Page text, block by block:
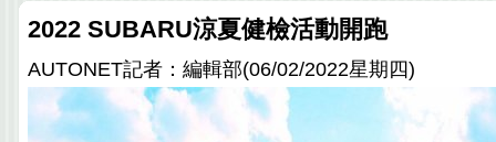
2022 SUBARU涼夏健檢活動開跑
AUTONET記者：編輯部(06/02/2022星期四)